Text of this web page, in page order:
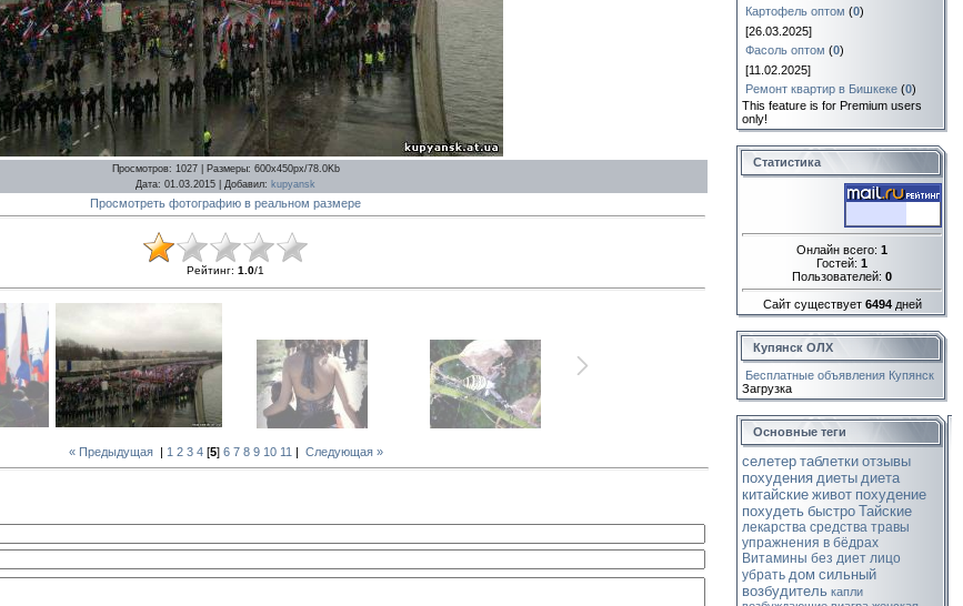
Просмотров: 1027 | Размеры: 600x450px/78.0Kb
Дата: 01.03.2015 | Добавил: kupyansk
Просмотреть фотографию в реальном размере
Рейтинг: 1.0/1
« Предыдущая| 1 2 3 4[5] 6 7 8 9 10 11 | Следующая »
Картофель оптом (0)
[26.03.2025]
Фасоль оптом (0)
[11.02.2025]
Ремонт квартир в Бишкеке (0)
This feature is for Premium users
only!
Статистика
Онлайн всего: 1
Гостей: 1
Пользователей: 0
Сайт существует 6494дней
Купянск ОЛХ
Бесплатные объявления Купянск
Загрузка
Основные теги
селетер таблетки отзывы
похудения диеты диета
китайские живот похудение
похудеть быстро Тайские
лекарства средства травы
упражнения в бёдрах
Витамины без диет лицо
убрать дом сильный
возбудитель капли